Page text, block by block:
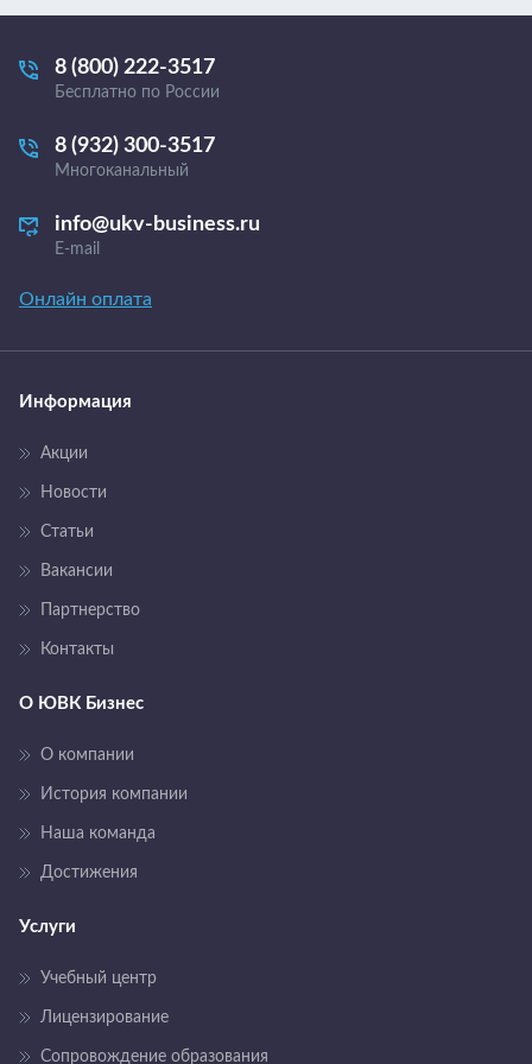
8 (800) 222-3517
Бесплатно по России
8 (932) 300-3517
Многоканальный
info@ukv-business.ru
E-mail
Онлайн оплата
Информация
Акции
Новости
Статьи
Вакансии
Партнерство
Контакты
О ЮВК Бизнес
О компании
История компании
Наша команда
Достижения
Услуги
Учебный центр
Лицензирование
Сопровождение образования